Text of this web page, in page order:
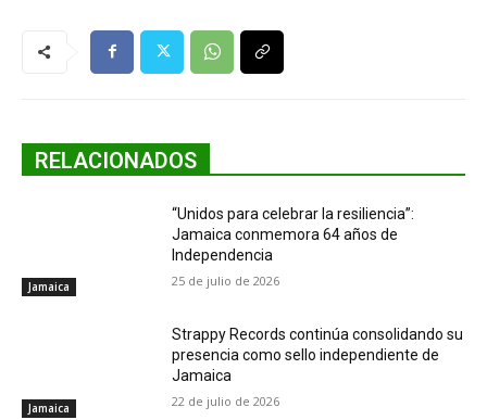
RELACIONADOS
Jamaica
“Unidos para celebrar la resiliencia”:
Jamaica conmemora 64 años de
Independencia
25 de julio de 2026
Jamaica
Strappy Records continúa consolidando su
presencia como sello independiente de
Jamaica
22 de julio de 2026